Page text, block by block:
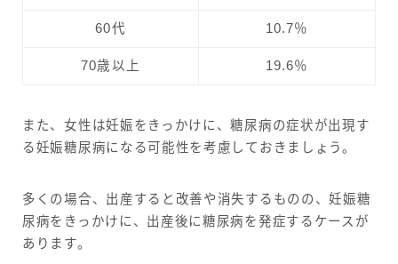
60代 10.7％
70歳以上 19.6％
また、女性は妊娠をきっかけに、糖尿病の症状が出現す
る妊娠糖尿病になる可能性を考慮しておきましょう。
多くの場合、出産すると改善や消失するものの、妊娠糖
尿病をきっかけに、出産後に糖尿病を発症するケースが
あります。